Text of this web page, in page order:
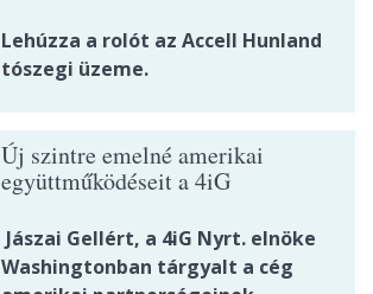
Lehúzza a rolót az Accell Hunland
tószegi üzeme.
Új szintre emelné amerikai
együttműködéseit a 4iG
Jászai Gellért, a 4iG Nyrt. elnöke
Washingtonban tárgyalt a cég